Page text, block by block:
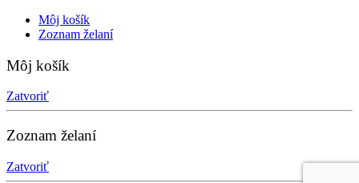
Môj košík
Zoznam želaní
Môj košík
Zatvoriť
Zoznam želaní
Zatvoriť